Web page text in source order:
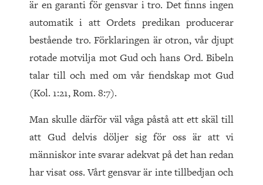
är en garanti för gensvar i tro. Det finns ingen
automatik i att Ordets predikan producerar
bestående tro. Förklaringen är otron, vår djupt
rotade motvilja mot Gud och hans Ord. Bibeln
talar till och med om vår fiendskap mot Gud
(Kol. 1:21, Rom. 8:7).
Man skulle därför väl våga påstå att ett skäl till
att Gud delvis döljer sig för oss är att vi
människor inte svarar adekvat på det han redan
har visat oss. Vårt gensvar är inte tillbedjan och